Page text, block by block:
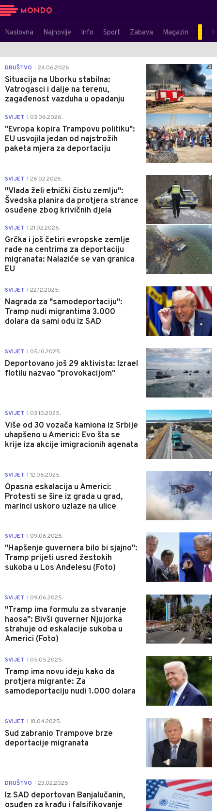
Naslovna Najnovije Info Sport Zabava Magazin
DRUŠTVO 24.06.2026.
Situacija na Uborku stabilna:
Vatrogasci i dalje na terenu,
zagađenost vazduha u opadanju
0
SVIJET 03.06.2026.
"Evropa kopira Trampovu politiku":
EU usvojila jedan od najstrožih
paketa mjera za deportaciju
0
SVIJET 26.02.2026.
"Vlada želi etnički čistu zemlju":
Švedska planira da protjera strance
osuđene zbog krivičnih djela
0
SVIJET 21.02.2026.
Grčka i još četiri evropske zemlje
rade na centrima za deportaciju
migranata: Nalaziće se van granica
EU
0
SVIJET 22.12.2025.
Nagrada za "samodeportaciju":
Tramp nudi migrantima 3.000
dolara da sami odu iz SAD
0
SVIJET 05.10.2025.
Deportovano još 29 aktivista: Izrael
flotilu nazvao "provokacijom"
0
SVIJET 03.10.2025.
Više od 30 vozača kamiona iz Srbije
uhapšeno u Americi: Evo šta se
krije iza akcije imigracionih agenata
0
SVIJET 12.06.2025.
Opasna eskalacija u Americi:
Protesti se šire iz grada u grad,
marinci uskoro uzlaze na ulice
0
SVIJET 09.06.2025.
"Hapšenje guvernera bilo bi sjajno":
Tramp prijeti usred žestokih
sukoba u Los Anđelesu (Foto)
0
SVIJET 09.06.2025.
"Tramp ima formulu za stvaranje
haosa": Bivši guverner Njujorka
strahuje od eskalacije sukoba u
Americi (Foto)
0
SVIJET 05.05.2025.
Tramp ima novu ideju kako da
protjera migrante: Za
samodeportaciju nudi 1.000 dolara
0
SVIJET 18.04.2025.
Sud zabranio Trampove brze
deportacije migranata
0
DRUŠTVO 23.02.2025.
Iz SAD deportovan Banjalučanin,
osuđen za krađu i falsifikovanje
1